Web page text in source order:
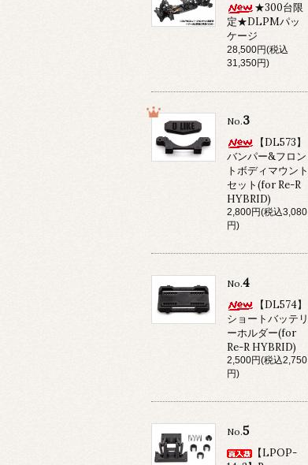
★300台限
定★DLPMパッ
ケージ
28,500円(税込
31,350円)
No.3
【DL573】
バンパー&フロン
トボディマウント
セット(for Re-R
HYBRID)
2,800円(税込3,080
円)
No.4
【DL574】
ショートバッテリ
ーホルダー(for
Re-R HYBRID)
2,500円(税込2,750
円)
No.5
【LPOP-